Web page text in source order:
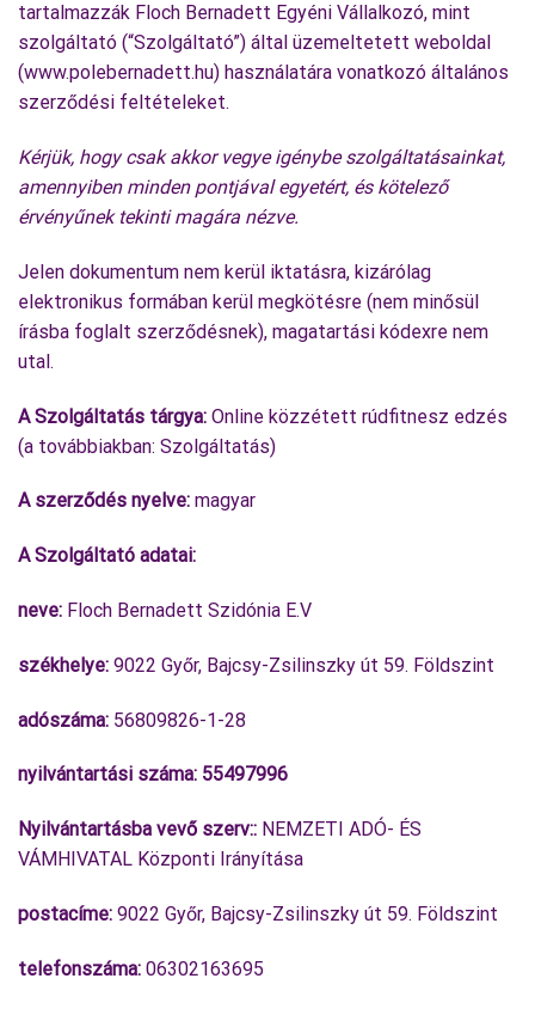
tartalmazzák Floch Bernadett Egyéni Vállalkozó, mint
szolgáltató (“Szolgáltató”) által üzemeltetett weboldal
(www.polebernadett.hu) használatára vonatkozó általános
szerződési feltételeket.
Kérjük, hogy csak akkor vegye igénybe szolgáltatásainkat,
amennyiben minden pontjával egyetért, és kötelező
érvényűnek tekinti magára nézve.
Jelen dokumentum nem kerül iktatásra, kizárólag
elektronikus formában kerül megkötésre (nem minősül
írásba foglalt szerződésnek), magatartási kódexre nem
utal.
A Szolgáltatás tárgya: Online közzétett rúdfitnesz edzés
(a továbbiakban: Szolgáltatás)
A szerződés nyelve: magyar
A Szolgáltató adatai:
neve: Floch Bernadett Szidónia E.V
székhelye: 9022 Győr, Bajcsy-Zsilinszky út 59. Földszint
adószáma: 56809826-1-28
nyilvántartási száma: 55497996
Nyilvántartásba vevő szerv:: NEMZETI ADÓ- ÉS
VÁMHIVATAL Központi Irányítása
postacíme: 9022 Győr, Bajcsy-Zsilinszky út 59. Földszint
telefonszáma: 06302163695